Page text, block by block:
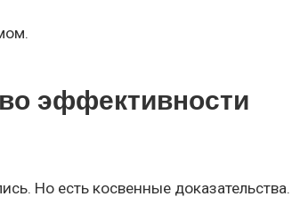
эффективности
Но есть косвенные доказательства.